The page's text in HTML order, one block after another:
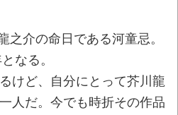
殺人事件、主犯格の川口
の判決
奏でるFF5「古代図書
介の命日である河童忌。
なる。
けど、自分にとって芥川龍
人だ。今でも時折その作品